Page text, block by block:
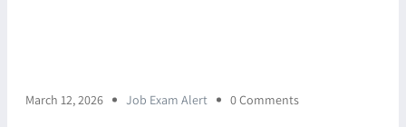
March 12, 2026 Job Exam Alert 0 Comments